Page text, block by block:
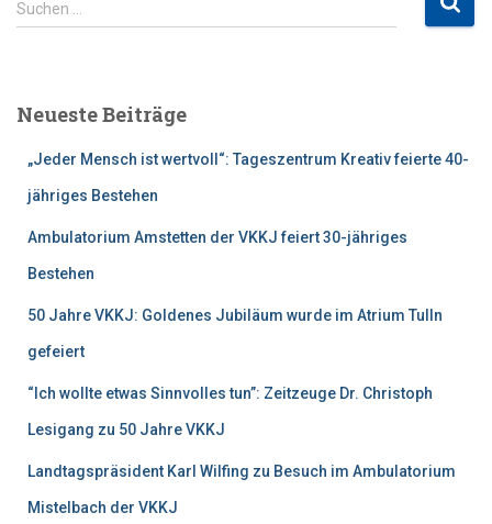
u
n
Suchen …
Neueste Beiträge
„Jeder Mensch ist wertvoll“: Tageszentrum Kreativ feierte 40-
jähriges Bestehen
Ambulatorium Amstetten der VKKJ feiert 30-jähriges
Bestehen
50 Jahre VKKJ: Goldenes Jubiläum wurde im Atrium Tulln
gefeiert
“Ich wollte etwas Sinnvolles tun”: Zeitzeuge Dr. Christoph
Lesigang zu 50 Jahre VKKJ
Landtagspräsident Karl Wilfing zu Besuch im Ambulatorium
Mistelbach der VKKJ